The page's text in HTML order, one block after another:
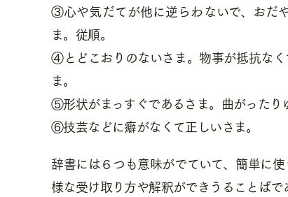
③心や気だてが他に逆らわないで、おだ
ま。従順。
④とどこおりのないさま。物事が抵抗な
ま。
⑤形状がまっすぐであるさま。曲がったり
⑥技芸などに癖がなくて正しいさま。
辞書には６つも意味がでていて、簡単に
様な受け取り方や解釈ができうることばで